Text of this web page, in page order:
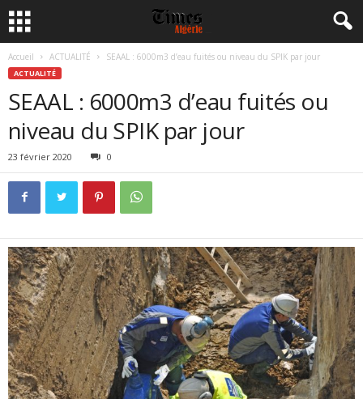
Accueil ACTUALITÉ SEAAL : 6000m3 d’eau fuités ou niveau du SPIK par jour
ACTUALITÉ
SEAAL : 6000m3 d’eau fuités ou
niveau du SPIK par jour
23 février 2020 0